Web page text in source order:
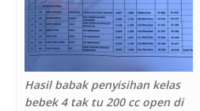
Hasil babak penyisihan kelas
bebek 4 tak tu 200 cc open di